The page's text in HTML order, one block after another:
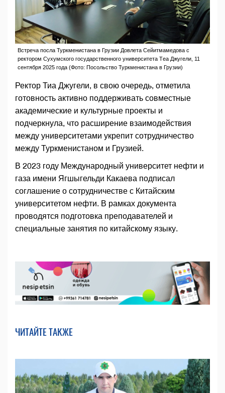
Встреча посла Туркменистана в Грузии Довлета Сейитмамедова с
ректором Сухумского государственного университета Тeа Джугели, 11
сентября 2025 года (Фото: Посольство Туркменистана в Грузии)
Ректор Тиа Джугели, в свою очередь, отметила
готовность активно поддерживать совместные
академические и культурные проекты и
подчеркнула, что расширение взаимодействия
между университетами укрепит сотрудничество
между Туркменистаном и Грузией.
В 2023 году Международный университет нефти и
газа имени Ягшыгельди Какаева подписал
соглашение о сотрудничестве с Китайским
университетом нефти. В рамках документа
проводятся подготовка преподавателей и
специальные занятия по китайскому языку.
ЧИТАЙТЕ ТАКЖЕ